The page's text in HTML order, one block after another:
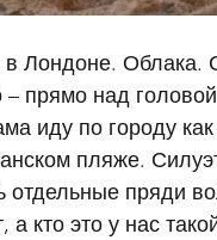
Лондоне. Облака.
прямо над
иду по городу
пляже.
отдельные пряди
а кто это у нас